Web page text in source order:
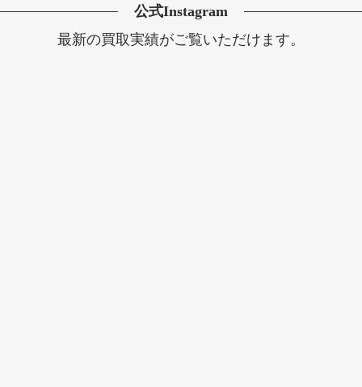
公式Instagram
最新の買取実績がご覧いただけます。